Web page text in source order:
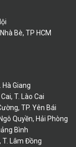
Bè, TP HCM
Giang
T. Lào Cai
TP. Yên Bái
Quyền, Hải Phòng
Bình
T. Lâm Đồng